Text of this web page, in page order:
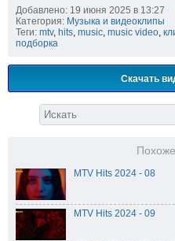
Добавлено: 19 июня 2025 в 13:27
Категория: Музыка и видеоклипы
Теги: mtv, hits, music, music video,
подборка
Скачать
MTV Hits 2024 - 08
MTV Hits 2024 - 09